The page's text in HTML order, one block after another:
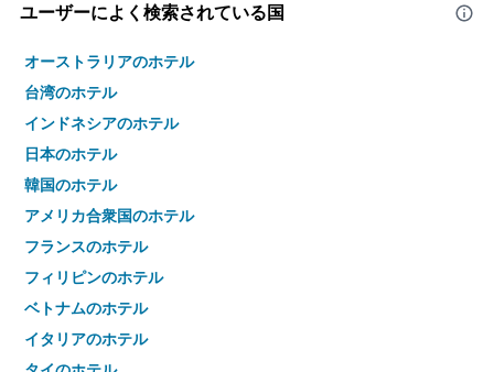
ユーザーによく検索されている国
オーストラリアのホテル
台湾のホテル
インドネシアのホテル
日本のホテル
韓国のホテル
アメリカ合衆国のホテル
フランスのホテル
フィリピンのホテル
ベトナムのホテル
イタリアのホテル